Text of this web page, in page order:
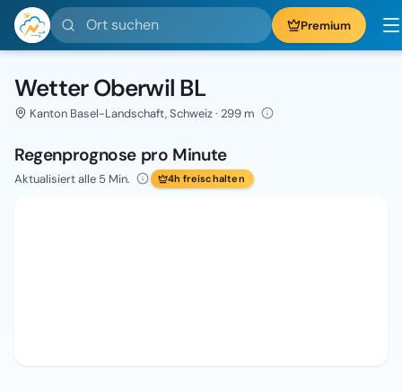
Ort suchen Premium
Wetter Oberwil BL
Kanton Basel-Landschaft, Schweiz · 299 m
Regenprognose pro Minute
Aktualisiert alle 5 Min. 4h freischalten